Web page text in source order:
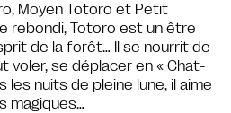
Moyen Totoro et Petit
rebondi, Totoro est un être
de la forêt… Il se nourrit de
voler, se déplacer en « Chat-
les nuits de pleine lune, il aime
magiques…